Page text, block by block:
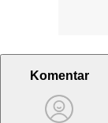
Komentar